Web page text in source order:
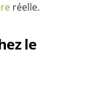
réelle.
le